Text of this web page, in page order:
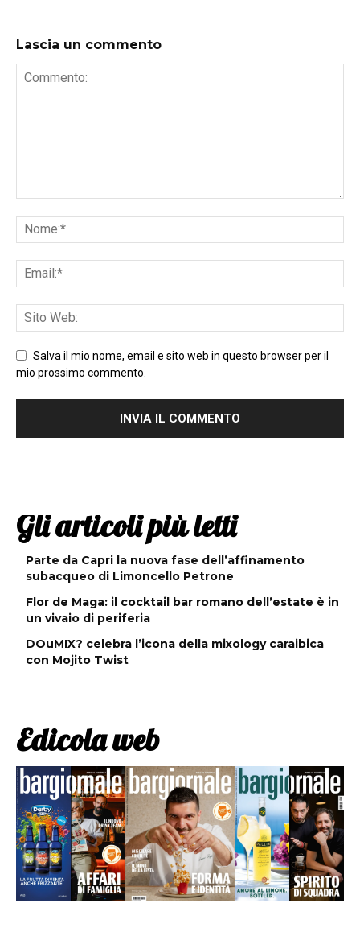
Lascia un commento
Salva il mio nome, email e sito web in questo browser per il
mio prossimo commento.
Gli articoli più letti
Parte da Capri la nuova fase dell’affinamento
subacqueo di Limoncello Petrone
Flor de Maga: il cocktail bar romano dell’estate è in
un vivaio di periferia
DOuMIX? celebra l’icona della mixology caraibica
con Mojito Twist
Edicola web